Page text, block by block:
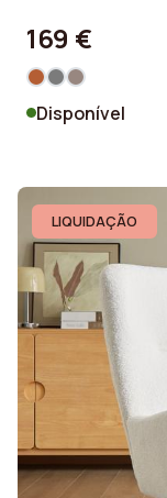
169 €
Disponível
LIQUIDAÇÃO